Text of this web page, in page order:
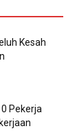
Kesah
Pekerja